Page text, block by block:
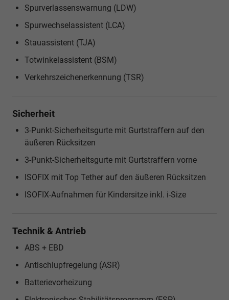
Spurverlassenswarnung (LDW)
Spurwechselassistent (LCA)
Stauassistent (TJA)
Totwinkelassistent (BSM)
Verkehrszeichenerkennung (TSR)
Sicherheit
3-Punkt-Sicherheitsgurte mit Gurtstraffern auf den
äußeren Rücksitzen
3-Punkt-Sicherheitsgurte mit Gurtstraffern vorne
ISOFIX mit Top Tether auf den äußeren Rücksitzen
ISOFIX-Aufnahmen für Kindersitze inkl. i-Size
Technik & Antrieb
ABS + EBD
Antischlupfregelung (ASR)
Batterievorheizung